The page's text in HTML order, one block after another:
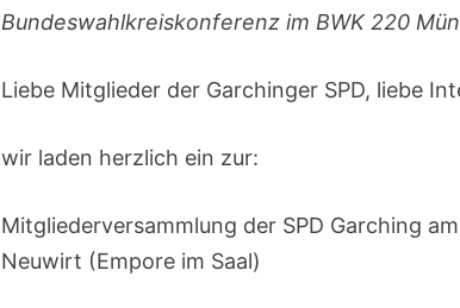
Bundeswahlkreiskonferenz im BWK 220
Liebe Mitglieder der Garchinger SPD, liebe
wir laden herzlich ein zur:
Mitgliederversammlung der SPD Garching
Neuwirt (Empore im Saal)